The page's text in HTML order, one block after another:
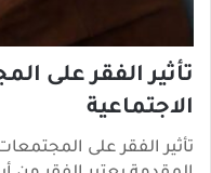
تأثير الفقر على
الاجتماعية
تأثير الفقر على